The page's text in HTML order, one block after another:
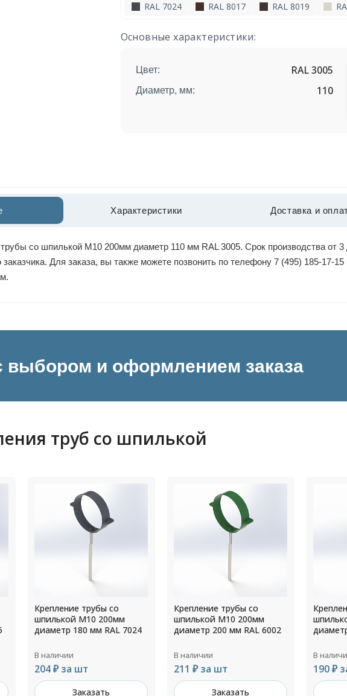
RAL 7024
RAL 8017 RAL 8019
Основные характеристики:
Цвет: RAL 3005
Диаметр, мм: 110
Характеристики Доставка и
со шпилькой М10 200мм диаметр 110 мм RAL 3005. Срок производства от
Для заказа, вы также можете позвонить по телефону 7 (495) 185-17-
и оформлением заказа
труб со шпилькой
Крепление трубы со
шпилькой М10 200мм
диаметр 200 мм RAL 6002
В наличии
211 ₽ за шт
Заказать
Крепление трубы со
шпилькой М10 200мм
диаметр 140 мм RAL 9002
В наличии
190 ₽ за шт
Заказать
В
157 ₽